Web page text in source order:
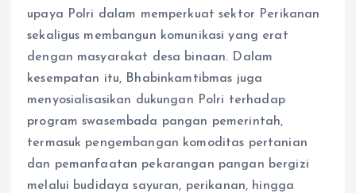
upaya Polri dalam memperkuat sektor Perikanan
sekaligus membangun komunikasi yang erat
dengan masyarakat desa binaan. Dalam
kesempatan itu, Bhabinkamtibmas juga
menyosialisasikan dukungan Polri terhadap
program swasembada pangan pemerintah,
termasuk pengembangan komoditas pertanian
dan pemanfaatan pekarangan pangan bergizi
melalui budidaya sayuran, perikanan, hingga